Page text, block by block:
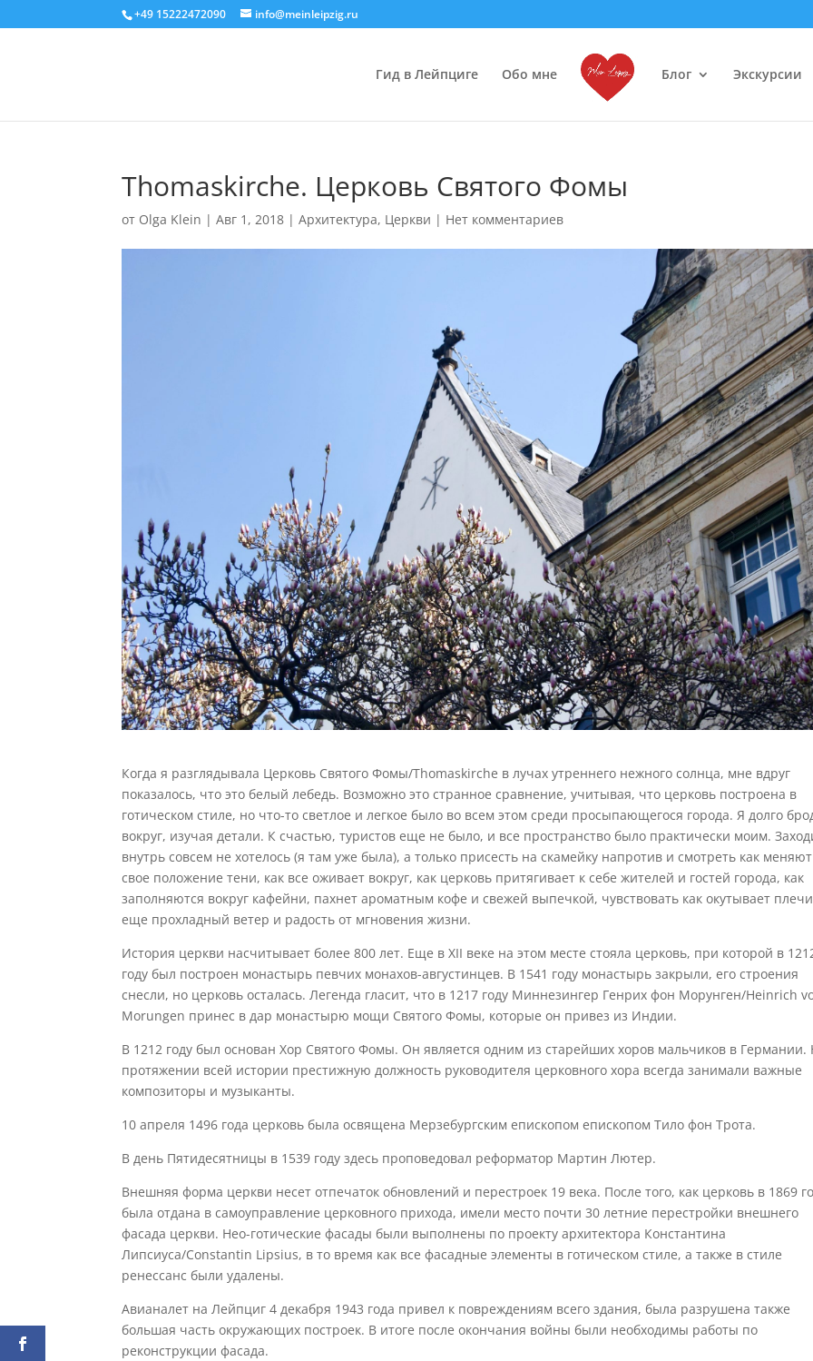
+49 15222472090 info@meinleipzig.ru
Гид в Лейпциге Обо мне Блог Экскурсии
Thomaskirche. Церковь Святого Фомы
от Olga Klein |Авг 1, 2018 |Архитектура, Церкви | Нет комментариев
Когда я разглядывала Церковь Святого Фомы/Thomaskirche в лучах утреннего нежного солнца, мне вдруг
показалось, что это белый лебедь. Возможно это странное сравнение, учитывая, что церковь построена в
готическом стиле, но что-то светлое и легкое было во всем этом среди просыпающегося города. Я долго
вокруг, изучая детали. К счастью, туристов еще не было, и все пространство было практически моим.
внутрь совсем не хотелось (я там уже была), а только присесть на скамейку напротив и смотреть как меняют
свое положение тени, как все оживает вокруг, как церковь притягивает к себе жителей и гостей города, как
заполняются вокруг кафейни, пахнет ароматным кофе и свежей выпечкой, чувствовать как окутывает плечи
еще прохладный ветер и радость от мгновения жизни.
История церкви насчитывает более 800 лет. Еще в XII веке на этом месте стояла церковь, при которой в
году был построен монастырь певчих монахов-августинцев. В 1541 году монастырь закрыли, его строения
снесли, но церковь осталась. Легенда гласит, что в 1217 году Миннезингер Генрих фон Морунген/Heinrich
Morungen принес в дар монастырю мощи Святого Фомы, которые он привез из Индии.
В 1212 году был основан Хор Святого Фомы. Он является одним из старейших хоров мальчиков в Германии.
протяжении всей истории престижную должность руководителя церковного хора всегда занимали важные
композиторы и музыканты.
10 апреля 1496 года церковь была освящена Мерзебургским епископом епископом Тило фон Трота.
В день Пятидесятницы в 1539 году здесь проповедовал реформатор Мартин Лютер.
Внешняя форма церкви несет отпечаток обновлений и перестроек 19 века. После того, как церковь в 1869
была отдана в самоуправление церковного прихода, имели место почти 30 летние перестройки внешнего
фасада церкви. Нео-готические фасады были выполнены по проекту архитектора Константина
Липсиуса/Constantin Lipsius, в то время как все фасадные элементы в готическом стиле, а также в стиле
ренессанс были удалены.
Авианалет на Лейпциг 4 декабря 1943 года привел к повреждениям всего здания, была разрушена также
большая часть окружающих построек. В итоге после окончания войны были необходимы работы по
реконструкции фасада.